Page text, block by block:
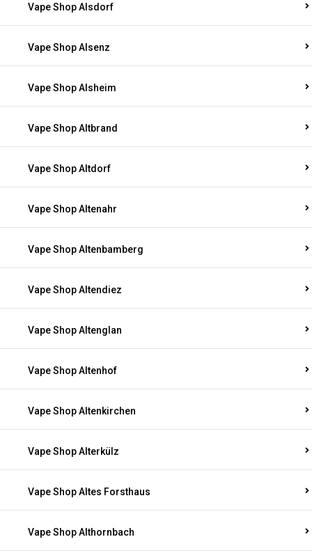
Vape Shop Alsdorf
Vape Shop Alsenz
Vape Shop Alsheim
Vape Shop Altbrand
Vape Shop Altdorf
Vape Shop Altenahr
Vape Shop Altenbamberg
Vape Shop Altendiez
Vape Shop Altenglan
Vape Shop Altenhof
Vape Shop Altenkirchen
Vape Shop Alterkülz
Vape Shop Altes Forsthaus
Vape Shop Althornbach